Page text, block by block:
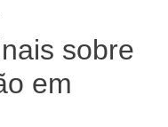
sobre
em